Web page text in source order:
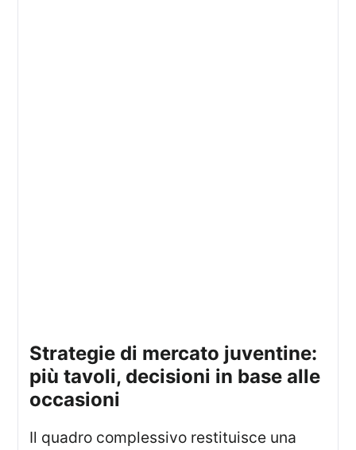
strategie di mercato juventine:
più tavoli, decisioni in base alle
occasioni
Il quadro complessivo restituisce una